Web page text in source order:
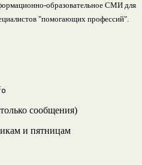
образовательное СМИ для
"помогающих профессий".
сообщения)
и пятницам